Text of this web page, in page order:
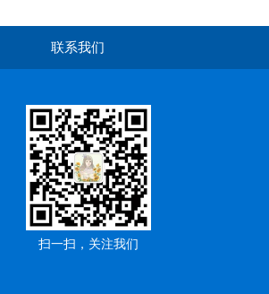
联系我们
扫一扫，关注我们